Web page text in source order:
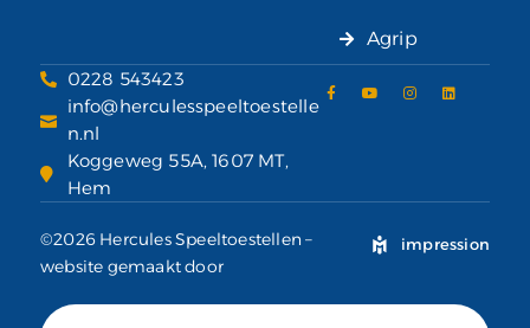
Agrip
0228 543423
info@herculesspeeltoestelle
n.nl
Koggeweg 55A, 1607 MT,
Hem
©2026 Hercules Speeltoestellen –
website gemaakt door
impression